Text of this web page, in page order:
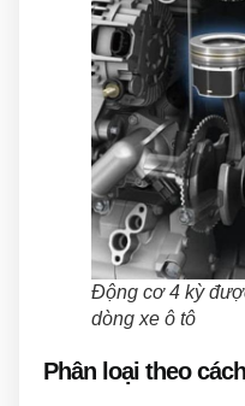
Động cơ 4 kỳ
dòng xe ô tô
Phân loại theo